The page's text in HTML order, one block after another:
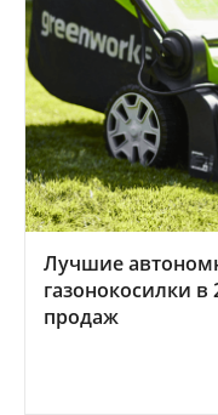
Лучшие
газонокосилки в
продаж